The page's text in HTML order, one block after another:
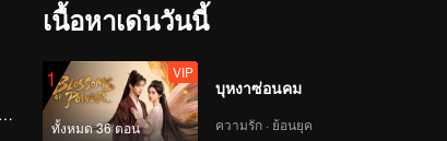
253
VIP VIP
เนื้อหาเด่นวันนี้
1
ทั้งหมด 36 ตอน
VIP
บุหงาซ่อนคม
ความรัก · ย้อนยุค